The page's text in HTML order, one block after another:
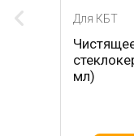
Для КБТ
мл)
Для КБТ
Скребок